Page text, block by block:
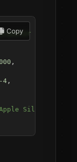
Copy
,
4 ,
Silicon